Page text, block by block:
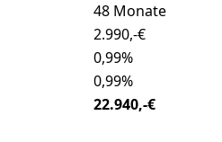
48 Monate
2.990,-€
0,99%
0,99%
22.940,-€